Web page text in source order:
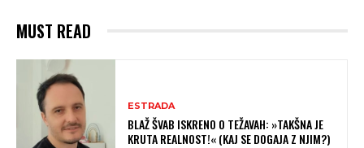
MUST READ
ESTRADA
BLAŽ ŠVAB ISKRENO O TEŽAVAH: »TAKŠNA JE
KRUTA REALNOST!« (KAJ SE DOGAJA Z NJIM?)